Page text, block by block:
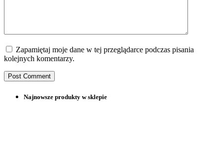
Zapamiętaj moje dane w tej przeglądarce podczas pisania
kolejnych komentarzy.
Najnowsze produkty w sklepie